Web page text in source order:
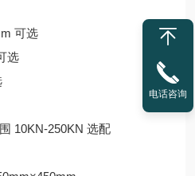
可选
选
10KN-250KN 选配
电话咨询